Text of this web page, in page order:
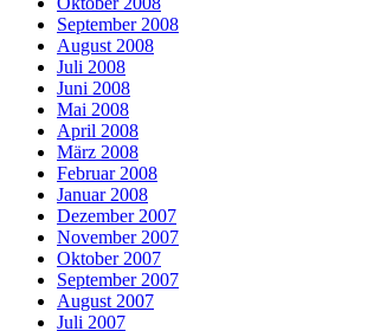
September 2008
August 2008
Juli 2008
Juni 2008
Mai 2008
April 2008
März 2008
Februar 2008
Januar 2008
Dezember 2007
November 2007
Oktober 2007
September 2007
August 2007
Juli 2007